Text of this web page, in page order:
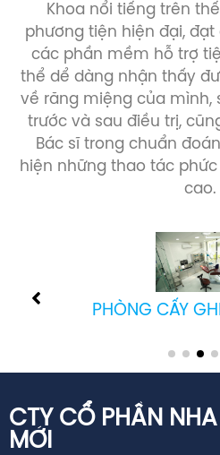
Khoa nổi tiếng trên
phương tiện hiện đại,
các phần mềm hỗ trợ
thể dể dàng nhận thấy
về răng miệng của mình,
trước và sau điều trị,
Bác sĩ trong chuẩn
hiện những thao tác
cao.
PHÒNG CẤY
CTY CỔ PHẦN
MỚI